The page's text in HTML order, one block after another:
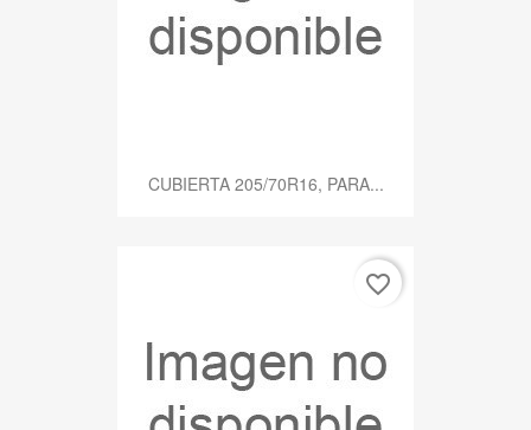
CUBIERTA 205/70R16, PARA...
favorite_border